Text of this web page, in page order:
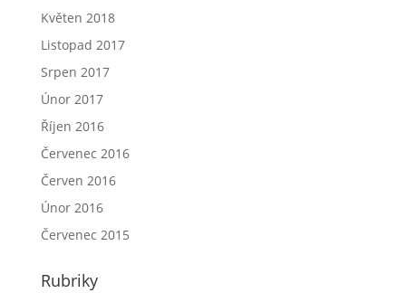
Květen 2018
Listopad 2017
Srpen 2017
Únor 2017
Říjen 2016
Červenec 2016
Červen 2016
Únor 2016
Červenec 2015
Rubriky